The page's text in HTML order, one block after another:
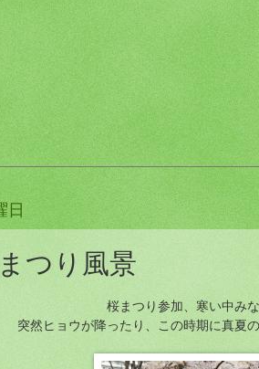
日
つり風景
桜まつり参加、寒い中み
突然ヒョウが降ったり、この時期に真夏